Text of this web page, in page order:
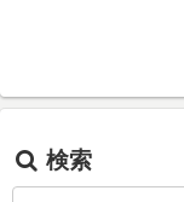
検索